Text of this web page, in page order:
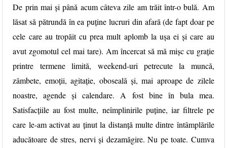
De prin mai și până acum câteva zile am trăit într-o bulă. Am
lăsat să pătrundă în ea puține lucruri din afară (de fapt doar pe
cele care au tropăit cu prea mult aplomb la ușa ei și care au
avut zgomotul cel mai tare). Am încercat să mă mișc cu grație
printre termene limită, weekend-uri petrecute la muncă,
zâmbete, emoții, agitație, oboseală și, mai aproape de zilele
noastre, agende și calendare. A fost bine în bula mea.
Satisfacțiile au fost multe, neîmplinirile puține, iar filtrele pe
care le-am activat au ținut la distanță multe dintre întâmplările
aducătoare de stres, nervi și dezamăgire. Nu pe toate. Cumva